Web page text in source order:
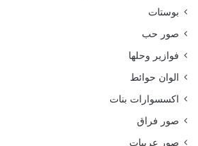
بوستات
صور حب
فوازير وحلها
الوان حوائط
اكسسوارات بنات
صور فراق
صور عربيات